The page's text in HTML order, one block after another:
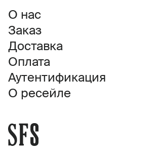
О нас
Заказ
Доставка
Оплата
Аутентификация
О ресейле